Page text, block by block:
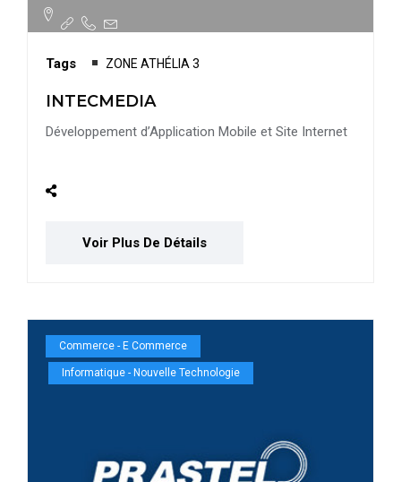
Tags ZONE ATHÉLIA 3
INTECMEDIA
Développement d’Application Mobile et Site Internet
Voir Plus De Détails
Commerce - E Commerce
Informatique - Nouvelle Technologie